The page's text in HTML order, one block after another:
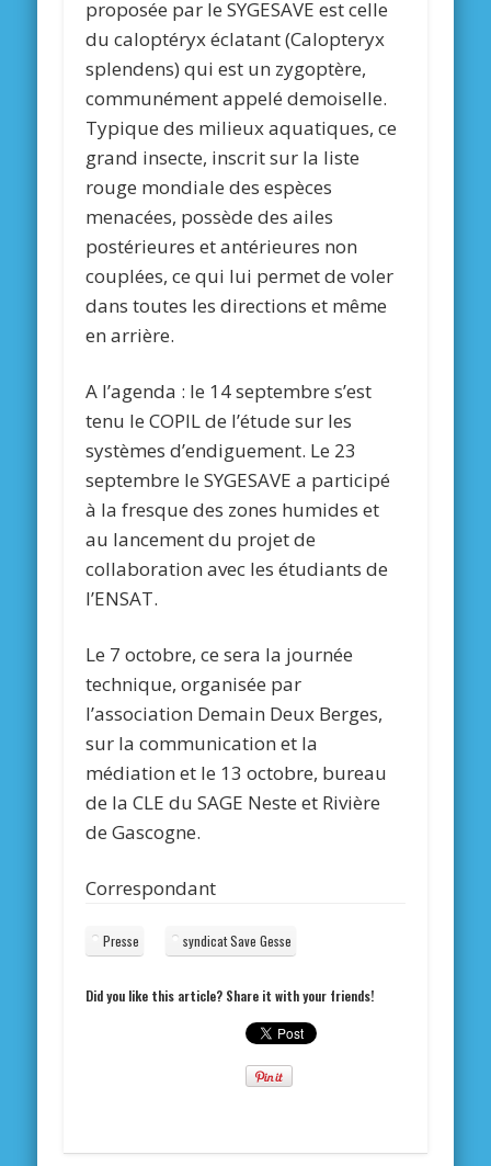
proposée par le SYGESAVE est celle
du caloptéryx éclatant (Calopteryx
splendens) qui est un zygoptère,
communément appelé demoiselle.
Typique des milieux aquatiques, ce
grand insecte, inscrit sur la liste
rouge mondiale des espèces
menacées, possède des ailes
postérieures et antérieures non
couplées, ce qui lui permet de voler
dans toutes les directions et même
en arrière.
A l’agenda : le 14 septembre s’est
tenu le COPIL de l’étude sur les
systèmes d’endiguement. Le 23
septembre le SYGESAVE a participé
à la fresque des zones humides et
au lancement du projet de
collaboration avec les étudiants de
l’ENSAT.
Le 7 octobre, ce sera la journée
technique, organisée par
l’association Demain Deux Berges,
sur la communication et la
médiation et le 13 octobre, bureau
de la CLE du SAGE Neste et Rivière
de Gascogne.
Correspondant
Presse syndicat Save Gesse
Did you like this article? Share it with your friends!